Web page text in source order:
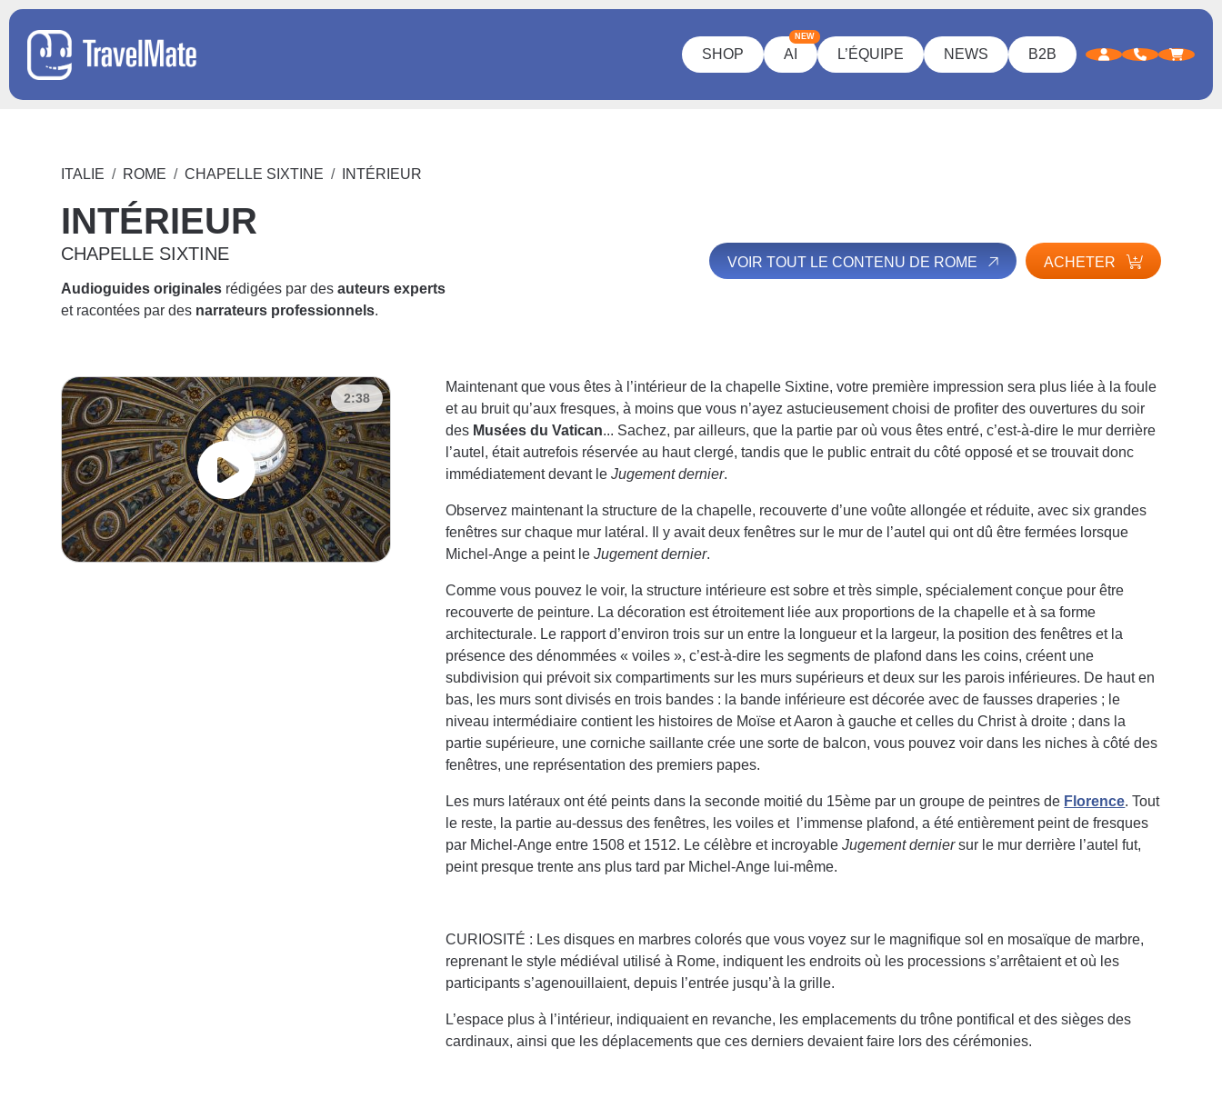
SHOP AI
NEW
L’ÉQUIPE NEWS B2B
ITALIE ROME CHAPELLE SIXTINE INTÉRIEUR
INTÉRIEUR
CHAPELLE SIXTINE
Audioguides originales rédigées par desauteurs experts
et racontées par des narrateurs professionnels.
VOIR TOUT LE CONTENU DE ROME ACHETER
2:38
Maintenant que vous êtes à l’intérieur de la chapelle Sixtine, votre première impression sera plus liée à la foule
et au bruit qu’aux fresques, à moins que vous n’ayez astucieusement choisi de profiter des ouvertures du soir
des Musées du Vatican... Sachez, par ailleurs, que la partie par où vous êtes entré, c’est-à-dire le mur derrière
l’autel, était autrefois réservée au haut clergé, tandis que le public entrait du côté opposé et se trouvait donc
immédiatement devant leJugement dernier.
Observez maintenant la structure de la chapelle, recouverte d’une voûte allongée et réduite, avec six grandes
fenêtres sur chaque mur latéral. Il y avait deux fenêtres sur le mur de l’autel qui ont dû être fermées lorsque
Michel-Ange a peint leJugement dernier.
Comme vous pouvez le voir, la structure intérieure est sobre et très simple, spécialement conçue pour être
recouverte de peinture. La décoration est étroitement liée aux proportions de la chapelle et à sa forme
architecturale. Le rapport d’environ trois sur un entre la longueur et la largeur, la position des fenêtres et la
présence des dénommées « voiles », c’est-à-dire les segments de plafond dans les coins, créent une
subdivision qui prévoit six compartiments sur les murs supérieurs et deux sur les parois inférieures. De haut en
bas, les murs sont divisés en trois bandes : la bande inférieure est décorée avec de fausses draperies ; le
niveau intermédiaire contient les histoires de Moïse et Aaron à gauche et celles du Christ à droite ; dans la
partie supérieure, une corniche saillante crée une sorte de balcon, vous pouvez voir dans les niches à côté des
fenêtres, une représentation des premiers papes.
Les murs latéraux ont été peints dans la seconde moitié du 15ème par un groupe de peintres de Florence. Tout
le reste, la partie au-dessus des fenêtres, les voiles et l’immense plafond, a été entièrement peint de fresques
par Michel-Ange entre 1508 et 1512. Le célèbre et incroyableJugement derniersur le mur derrière l’autel fut,
peint presque trente ans plus tard par Michel-Ange lui-même.
CURIOSITÉ : Les disques en marbres colorés que vous voyez sur le magnifique sol en mosaïque de marbre,
reprenant le style médiéval utilisé à Rome, indiquent les endroits où les processions s’arrêtaient et où les
participants s’agenouillaient, depuis l’entrée jusqu’à la grille.
L’espace plus à l’intérieur, indiquaient en revanche, les emplacements du trône pontifical et des sièges des
cardinaux, ainsi que les déplacements que ces derniers devaient faire lors des cérémonies.